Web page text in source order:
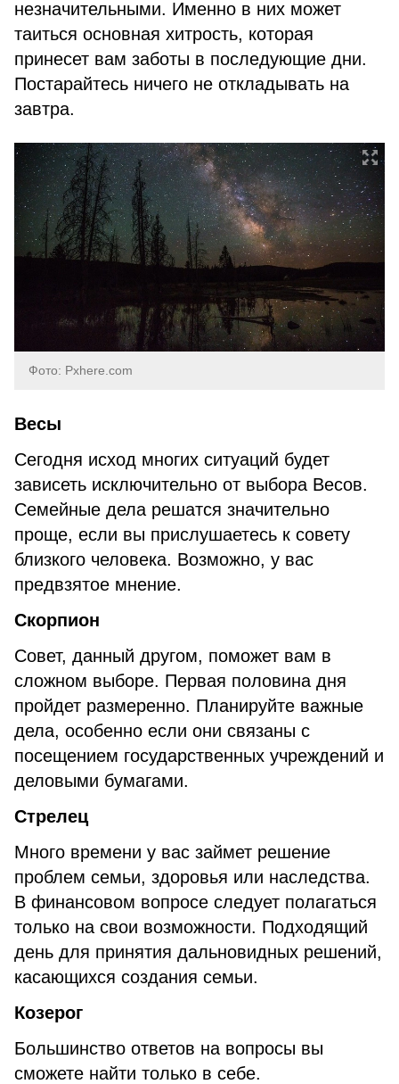
незначительными. Именно в них может
таиться основная хитрость, которая
принесет вам заботы в последующие дни.
Постарайтесь ничего не откладывать на
завтра.
Фото: Pxhere.com
Весы
Сегодня исход многих ситуаций будет
зависеть исключительно от выбора Весов.
Семейные дела решатся значительно
проще, если вы прислушаетесь к совету
близкого человека. Возможно, у вас
предвзятое мнение.
Скорпион
Совет, данный другом, поможет вам в
сложном выборе. Первая половина дня
пройдет размеренно. Планируйте важные
дела, особенно если они связаны с
посещением государственных учреждений и
деловыми бумагами.
Стрелец
Много времени у вас займет решение
проблем семьи, здоровья или наследства.
В финансовом вопросе следует полагаться
только на свои возможности. Подходящий
день для принятия дальновидных решений,
касающихся создания семьи.
Козерог
Большинство ответов на вопросы вы
сможете найти только в себе.